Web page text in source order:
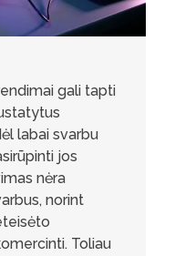
gali tapti
labai svarbu
jos
nėra
norint
Toliau